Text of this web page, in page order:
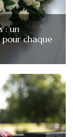
: un
chaque